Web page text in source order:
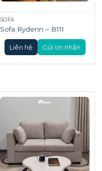
SOFA
Sofa Rydenn – B111
Liên hệ Gửi tin nhắn